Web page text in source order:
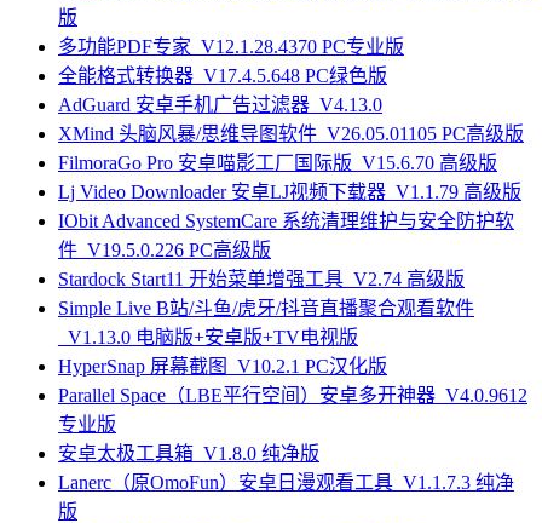
版
多功能PDF专家_V12.1.28.4370 PC专业版
全能格式转换器_V17.4.5.648 PC绿色版
AdGuard 安卓手机广告过滤器_V4.13.0
XMind 头脑风暴/思维导图软件_V26.05.01105 PC高级版
FilmoraGo Pro 安卓喵影工厂国际版_V15.6.70 高级版
Lj Video Downloader 安卓LJ视频下载器_V1.1.79 高级版
IObit Advanced SystemCare 系统清理维护与安全防护软
件_V19.5.0.226 PC高级版
Stardock Start11 开始菜单增强工具_V2.74 高级版
Simple Live B站/斗鱼/虎牙/抖音直播聚合观看软件
_V1.13.0 电脑版+安卓版+TV电视版
HyperSnap 屏幕截图_V10.2.1 PC汉化版
Parallel Space（LBE平行空间）安卓多开神器_V4.0.9612
专业版
安卓太极工具箱_V1.8.0 纯净版
Lanerc（原OmoFun）安卓日漫观看工具_V1.1.7.3 纯净
版